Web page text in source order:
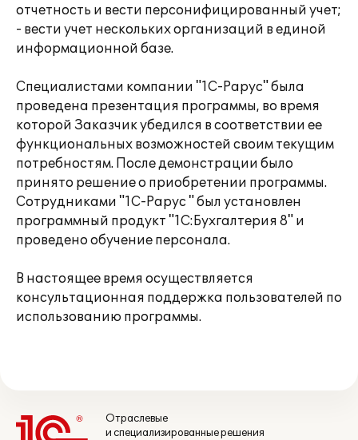
отчетность и вести персонифицированный учет;
- вести учет нескольких организаций в единой
информационной базе.
Специалистами компании "1С-Рарус" была
проведена презентация программы, во время
которой Заказчик убедился в соответствии ее
функциональных возможностей своим текущим
потребностям. После демонстрации было
принято решение о приобретении программы.
Сотрудниками "1С-Рарус " был установлен
программный продукт "1С:Бухгалтерия 8" и
проведено обучение персонала.
В настоящее время осуществляется
консультационная поддержка пользователей по
использованию программы.
Отраслевые
и специализированные решения